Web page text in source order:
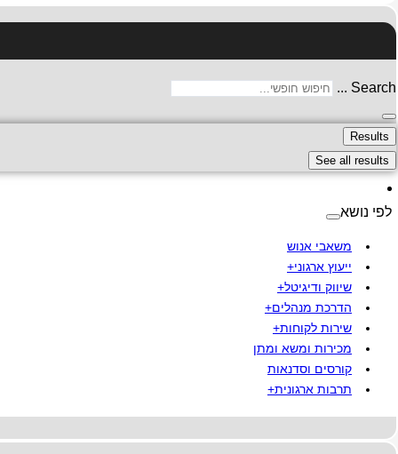
Search ...
Results
See all results
לפי נושא
משאבי אנוש
ייעוץ ארגוני+
שיווק ודיגיטל+
הדרכת מנהלים+
שירות לקוחות+
מכירות ומשא ומתן
קורסים וסדנאות
תרבות ארגונית+